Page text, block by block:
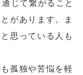
じて繋がること
があります。ま
思っている人も
孤独や苦悩を軽